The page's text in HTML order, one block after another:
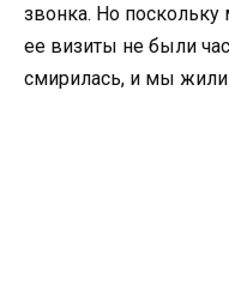
звонка. Но
ее визиты не были
смирилась, и мы жили